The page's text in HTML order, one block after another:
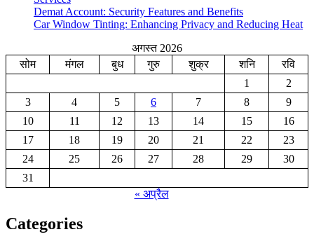
Demat Account: Security Features and Benefits
Car Window Tinting: Enhancing Privacy and Reducing Heat
अगस्त 2026
सोम
मंगल बुध गुरु शुक्र शनि
रवि
1
2
3
4 5 6 7 8
9
10
11 12 13 14 15
16
17
18 19 20 21 22
23
24
25 26 27 28 29
30
31
« अप्रैल
Categories